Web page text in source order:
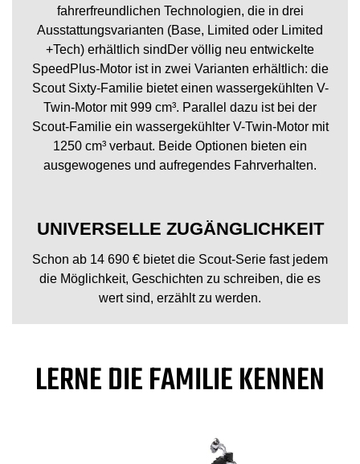
fahrerfreundlichen Technologien, die in drei
Ausstattungsvarianten (Base, Limited oder Limited
+Tech) erhältlich sindDer völlig neu entwickelte
SpeedPlus-Motor ist in zwei Varianten erhältlich: die
Scout Sixty-Familie bietet einen wassergekühlten V-
Twin-Motor mit 999 cm³. Parallel dazu ist bei der
Scout-Familie ein wassergekühlter V-Twin-Motor mit
1250 cm³ verbaut. Beide Optionen bieten ein
ausgewogenes und aufregendes Fahrverhalten.
UNIVERSELLE ZUGÄNGLICHKEIT
Schon ab 14 690 € bietet die Scout-Serie fast jedem
die Möglichkeit, Geschichten zu schreiben, die es
wert sind, erzählt zu werden.
LERNE DIE FAMILIE KENNEN